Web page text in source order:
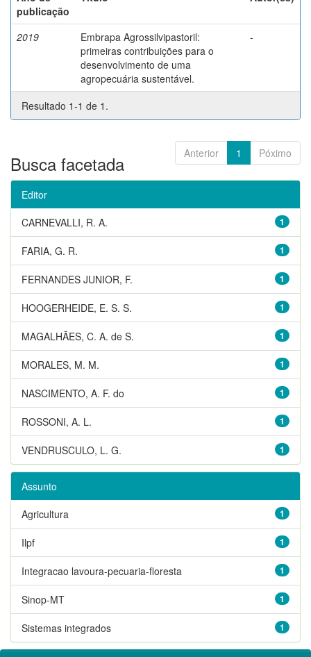
publicação
2019
Embrapa Agrossilvipastoril:
primeiras contribuições para o
desenvolvimento de uma
agropecuária sustentável.
-
Resultado 1-1 de 1.
Anterior 1 Póximo
Busca facetada
Editor
1
CARNEVALLI, R. A.
1
FARIA, G. R.
1
FERNANDES JUNIOR, F.
1
HOOGERHEIDE, E. S. S.
1
MAGALHÃES, C. A. de S.
1
MORALES, M. M.
1
NASCIMENTO, A. F. do
1
ROSSONI, A. L.
1
VENDRUSCULO, L. G.
Assunto
1
Agricultura
1
Ilpf
1
Integracao lavoura-pecuaria-floresta
1
Sinop-MT
1
Sistemas integrados